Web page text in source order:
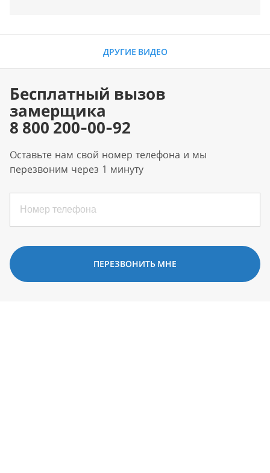
ДРУГИЕ ВИДЕО
Бесплатный вызов
замерщика
8 800 200-00-92
Оставьте нам свой номер телефона и мы
перезвоним через 1 минуту
ПЕРЕЗВОНИТЬ МНЕ